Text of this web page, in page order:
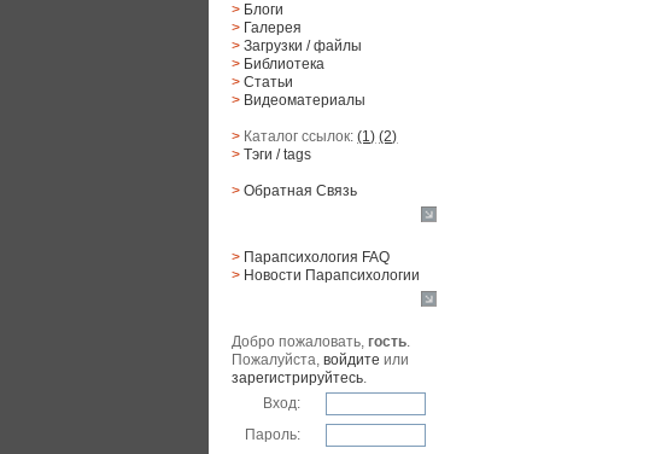
> Блоги
> Галерея
> Загрузки/файлы
> Библиотека
> Статьи
> Видеоматериалы
> Каталог ссылок:(1) (2)
> Тэги/ tags
> Обратная Cвязь
> Парапсихология FAQ
> Новости Парапсихологии
Добро пожаловать,гость.
Пожалуйста,войдите или
зарегистрируйтесь.
Вход:
Пароль: